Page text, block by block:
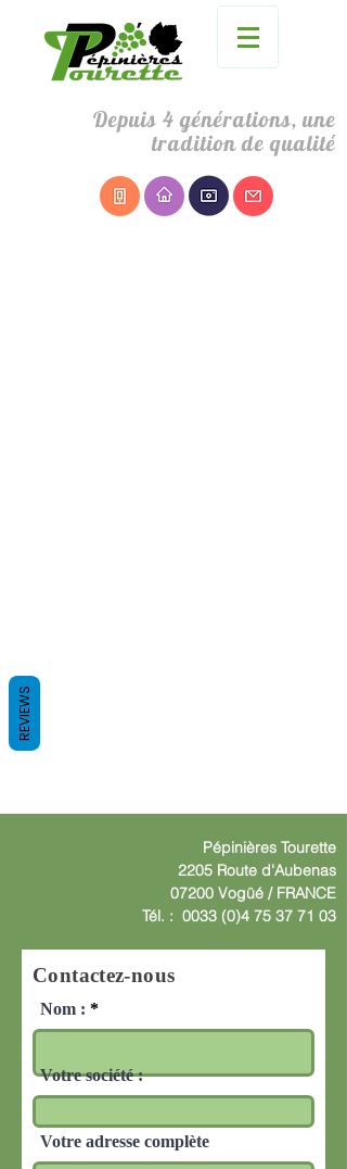
Depuis 4 générations, une
tradition de qualité
Pépinières Tourette
2205 Route d'Aubenas
07200 Vogüé / FRANCE
Tél. : 0033 (0)4 75 37 71 03
Contactez-nous
Nom :
Votre société :
Votre adresse complète
REVIEWS